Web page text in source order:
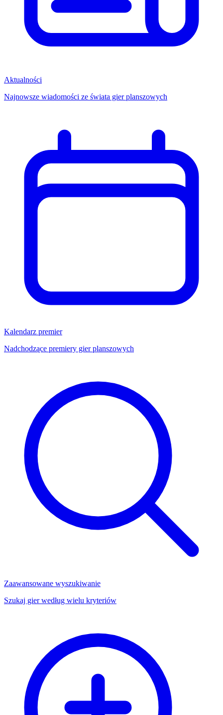
Aktualności
Najnowsze wiadomości ze świata gier planszowych
Kalendarz premier
Nadchodzące premiery gier planszowych
Zaawansowane wyszukiwanie
Szukaj gier według wielu kryteriów